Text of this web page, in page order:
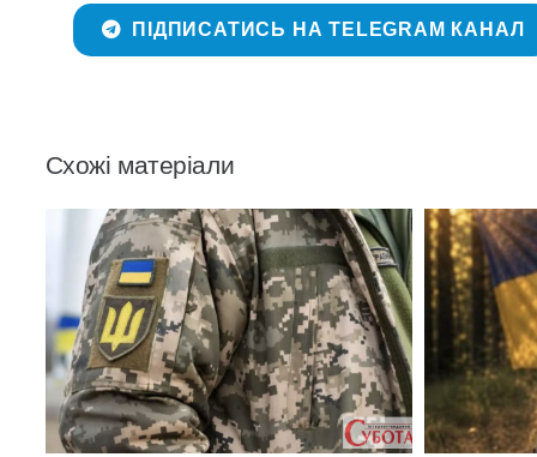
ПІДПИСАТИСЬ НА TELEGRAM КАНАЛ
Схожі матеріали